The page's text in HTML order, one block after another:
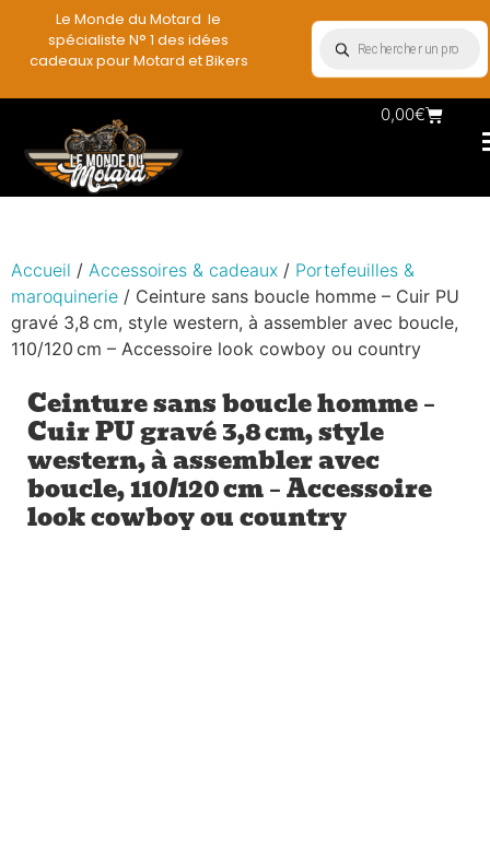
Le Monde du Motard le
spécialiste N° 1 des idées
cadeaux pour Motard et Bikers
0,00€
Accueil / Accessoires & cadeaux / Portefeuilles &
maroquinerie / Ceinture sans boucle homme – Cuir PU
gravé 3,8 cm, style western, à assembler avec boucle,
110/120 cm – Accessoire look cowboy ou country
Ceinture sans boucle homme –
Cuir PU gravé 3,8 cm, style
western, à assembler avec
boucle, 110/120 cm – Accessoire
look cowboy ou country